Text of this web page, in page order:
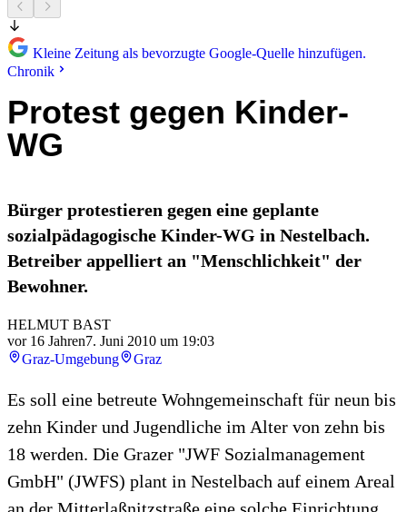
Kleine Zeitung als bevorzugte Google-Quelle hinzufügen.
Chronik
Protest gegen Kinder-
WG
Bürger protestieren gegen eine geplante
sozialpädagogische Kinder-WG in Nestelbach.
Betreiber appelliert an "Menschlichkeit" der
Bewohner.
HELMUT BAST
vor 16 Jahren7. Juni 2010 um 19:03
Graz-Umgebung
Graz
Es soll eine betreute Wohngemeinschaft für neun bis
zehn Kinder und Jugendliche im Alter von zehn bis
18 werden. Die Grazer "JWF Sozialmanagement
GmbH" (JWFS) plant in Nestelbach auf einem Areal